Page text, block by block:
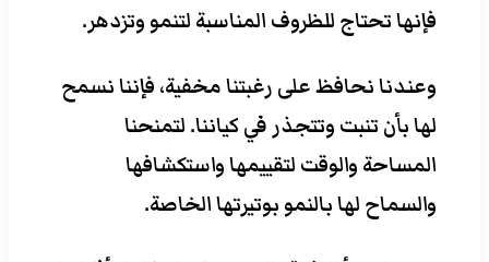
فإنها تحتاج للظروف المناسبة لتنمو وتزدهر.
وعندنا نحافظ على رغبتنا مخفية، فإننا نسمح
لها بأن تنبت وتتجذر في كياننا. لتمنحنا
المساحة والوقت لتقييمها واستكشافها
والسماح لها بالنمو بوتيرتها الخاصة.